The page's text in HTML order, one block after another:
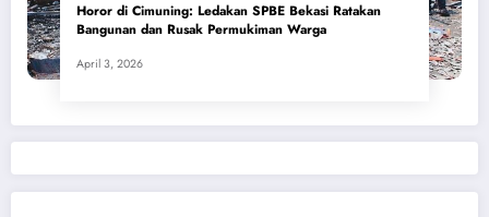
Horor di Cimuning: Ledakan SPBE Bekasi Ratakan
Bangunan dan Rusak Permukiman Warga
April 3, 2026